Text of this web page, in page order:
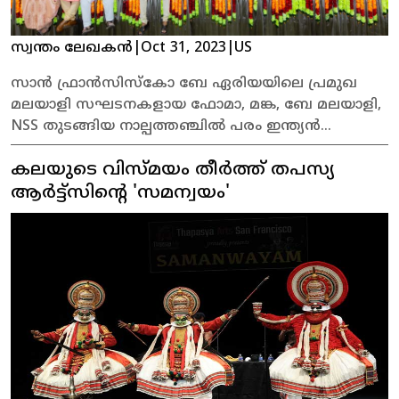
സ്വന്തം ലേഖകൻ Oct 31, 2023 US
സാൻ ഫ്രാൻസിസ്കോ ബേ ഏരിയയിലെ പ്രമുഖ
മലയാളി സഘടനകളായ ഫോമാ, മങ്ക, ബേ മലയാളി,
NSS തുടങ്ങിയ നാല്പത്തഞ്ചിൽ പരം ഇന്ത്യൻ
ഓർഗനൈസഷൻസ് അടങ്ങുന്ന,
അസോസിയേഷൻ ഓഫ് ഇൻഡോ അമേരിക്കൻ
(AIA), സംഘടിപ്പിച്ച ദസറ ദിവാലി ധമാക്ക
അതിഗംഭീരമായി !
കലയുടെ വിസ്മയം തീർത്ത് തപസ്യ
ആർട്ട്സിന്റെ 'സമന്വയം'